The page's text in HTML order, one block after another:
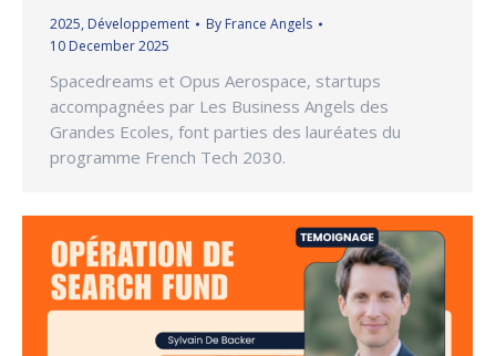
2025, Développement By France Angels
10 December 2025
Spacedreams et Opus Aerospace, startups
accompagnées par Les Business Angels des
Grandes Ecoles, font parties des lauréates du
programme French Tech 2030.